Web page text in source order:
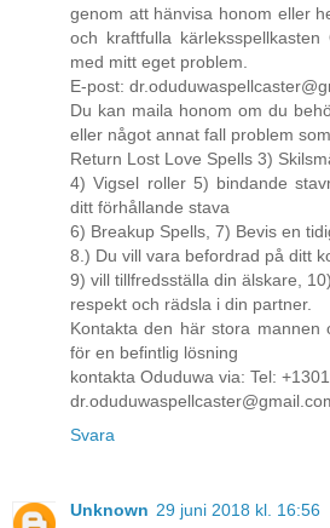
genom att hänvisa honom eller
och kraftfulla
med mitt eget problem.
E-post:
Du kan maila honom om du
eller något annat fall problem
Return Lost Love Spells 3)
4) Vigsel roller 5) bindande
ditt förhållande stava
6) Breakup Spells, 7) Bevis en
8.) Du vill vara befordrad på ditt
9) vill tillfredsställa din älskare,
respekt och rädsla i din partner.
Kontakta den här stora
för en befintlig lösning
kontakta Oduduwa via: Tel:
Svara
Unknown 29 juni 2018 kl. 16:56